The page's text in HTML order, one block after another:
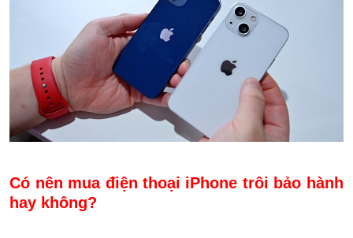
Có nên mua điện thoại iPhone trôi bảo hành
hay không?